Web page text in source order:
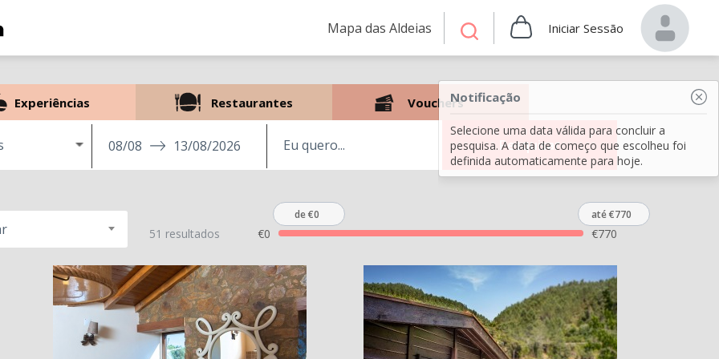
Mapa das Aldeias Iniciar Sessão
Notificação
Selecione uma data válida para concluir a
pesquisa. A data de começo que escolheu foi
definida automaticamente para hoje.
Experiências Restaurantes Vouchers
08/08 13/08/2026 Pesquisar
51 resultados €0
de €0 até €770
€770